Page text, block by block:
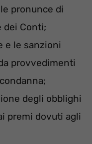
pronunce di
dei Conti;
e le sanzioni
provvedimenti
degli obblighi
premi dovuti agli